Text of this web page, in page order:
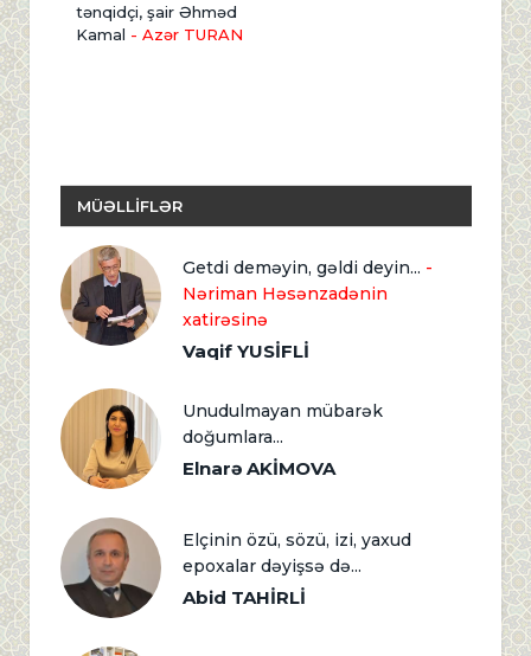
tənqidçi, şair Əhməd
Kamal - Azər TURAN
MÜƏLLİFLƏR
Getdi deməyin, gəldi deyin... -
Nəriman Həsənzadənin
xatirəsinə
Vaqif YUSİFLİ
Unudulmayan mübarək
doğumlara...
Elnarə AKİMOVA
Elçinin özü, sözü, izi, yaxud
epoxalar dəyişsə də...
Abid TAHİRLİ